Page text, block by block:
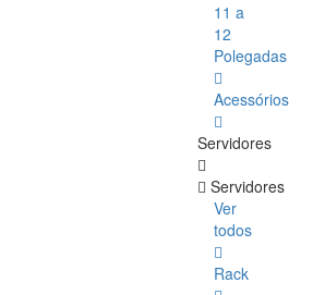
11 a
12
Polegadas
Acessórios
Servidores
Servidores
Ver
todos
Rack